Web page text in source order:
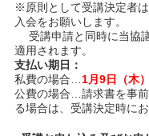
※原則として受講決定者
入会をお願いします。
受講申請と同時に当協
適用されます。
支払い期日：
私費の場合… 1月9日（木）
公費の場合…請求書を事
る場合は、受講決定時に